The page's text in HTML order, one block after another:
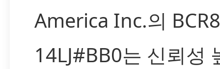
America Inc.의
14LJ#BB0는 신뢰성